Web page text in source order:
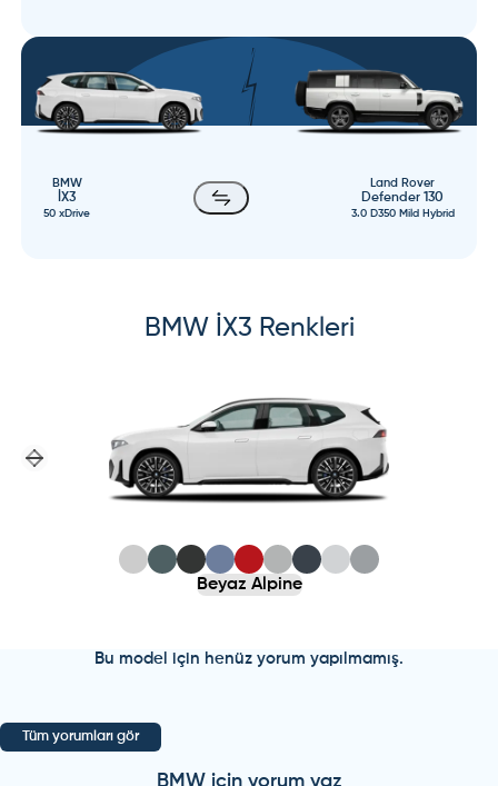
BMW
İX3
50 xDrive
Land Rover
Defender 130
3.0 D350 Mild Hybrid
BMW İX3 Renkleri
Previous slide
Next slide
Beyaz Alpine
Bu model için henüz yorum yapılmamış.
Tüm yorumları gör
BMWiçin yorum yaz